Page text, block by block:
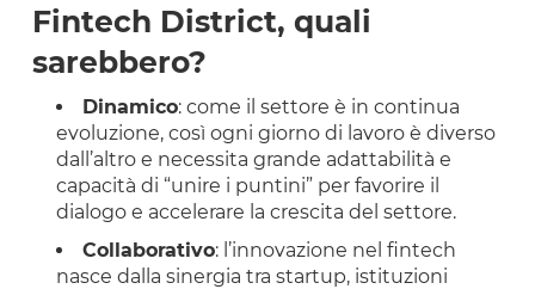
Fintech District, quali
sarebbero?
Dinamico: come il settore è in continua
evoluzione, così ogni giorno di lavoro è diverso
dall’altro e necessita grande adattabilità e
capacità di “unire i puntini” per favorire il
dialogo e accelerare la crescita del settore.
Collaborativo: l’innovazione nel fintech
nasce dalla sinergia tra startup, istituzioni